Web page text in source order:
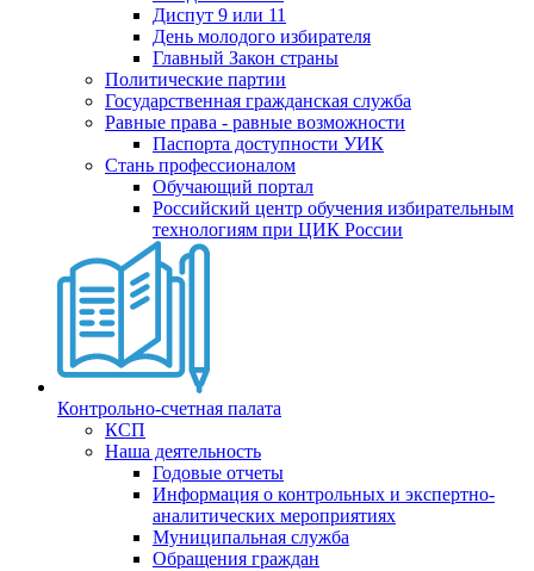
Диспут 9 или 11
День молодого избирателя
Главный Закон страны
Политические партии
Государственная гражданская служба
Равные права - равные возможности
Паспорта доступности УИК
Стань профессионалом
Обучающий портал
Российский центр обучения избирательным
технологиям при ЦИК России
Контрольно-счетная палата
КСП
Наша деятельность
Годовые отчеты
Информация о контрольных и экспертно-
аналитических мероприятиях
Муниципальная служба
Обращения граждан